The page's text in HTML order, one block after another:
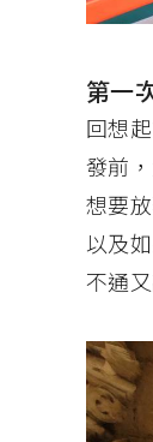
第一
回想
發前
想要
以及
不通